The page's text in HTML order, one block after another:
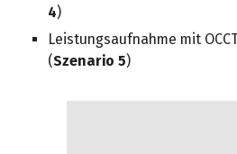
4)
Leistungsaufnahme mit
(Szenario 5)